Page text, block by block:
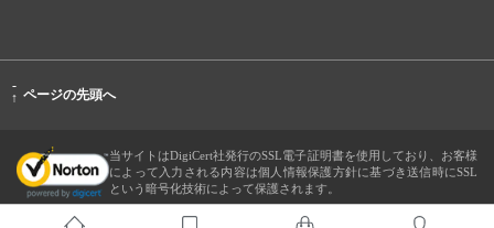
-
↑ ページの先頭へ
当サイトはDigiCert社発行のSSL電子証明書を使用しており、お客様
によって入力される内容は個人情報保護方針に基づき送信時にSSL
という暗号化技術によって保護されます。